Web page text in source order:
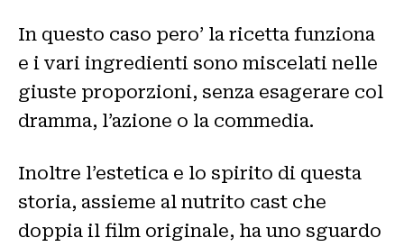
In questo caso pero’ la ricetta funziona
e i vari ingredienti sono miscelati nelle
giuste proporzioni, senza esagerare col
dramma, l’azione o la commedia.
Inoltre l’estetica e lo spirito di questa
storia, assieme al nutrito cast che
doppia il film originale, ha uno sguardo